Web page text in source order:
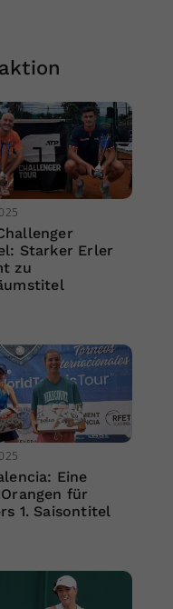
Starker Erler
zu
Eine
für
1. Saisontitel